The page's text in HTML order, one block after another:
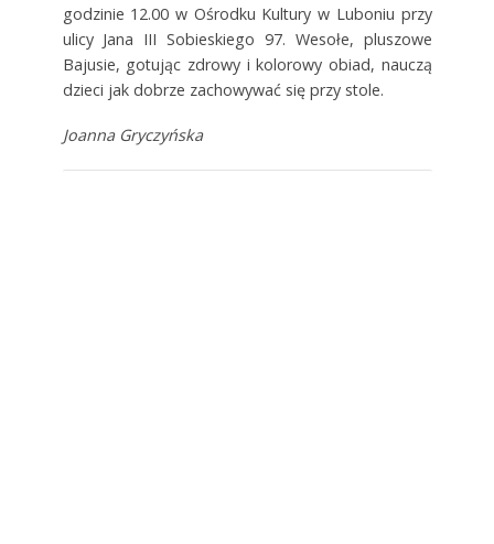
godzinie 12.00 w Ośrodku Kultury w Luboniu przy
ulicy Jana III Sobieskiego 97. Wesołe, pluszowe
Bajusie, gotując zdrowy i kolorowy obiad, nauczą
dzieci jak dobrze zachowywać się przy stole.
Joanna Gryczyńska